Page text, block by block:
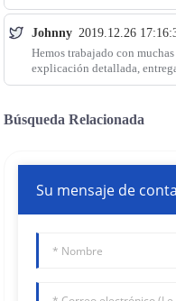
Johnny 2019.12.26
Hemos trabajado con
explicación detallada,
Búsqueda Relacionada
Su mensaje de